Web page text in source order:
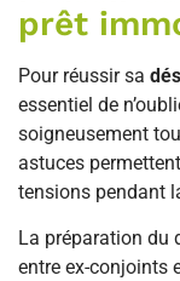
prêt
Pour réussir sa
essentiel de
soigneusement
astuces
tensions pendant
La préparation du
entre ex-conjoints